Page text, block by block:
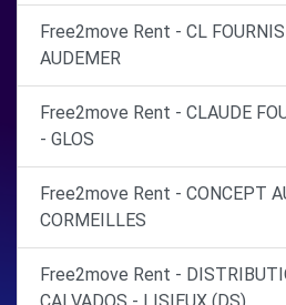
Free2move Rent - CL
AUDEMER
Free2move Rent - CLAUDE
- GLOS
Free2move Rent - CONCEPT
CORMEILLES
Free2move Rent -